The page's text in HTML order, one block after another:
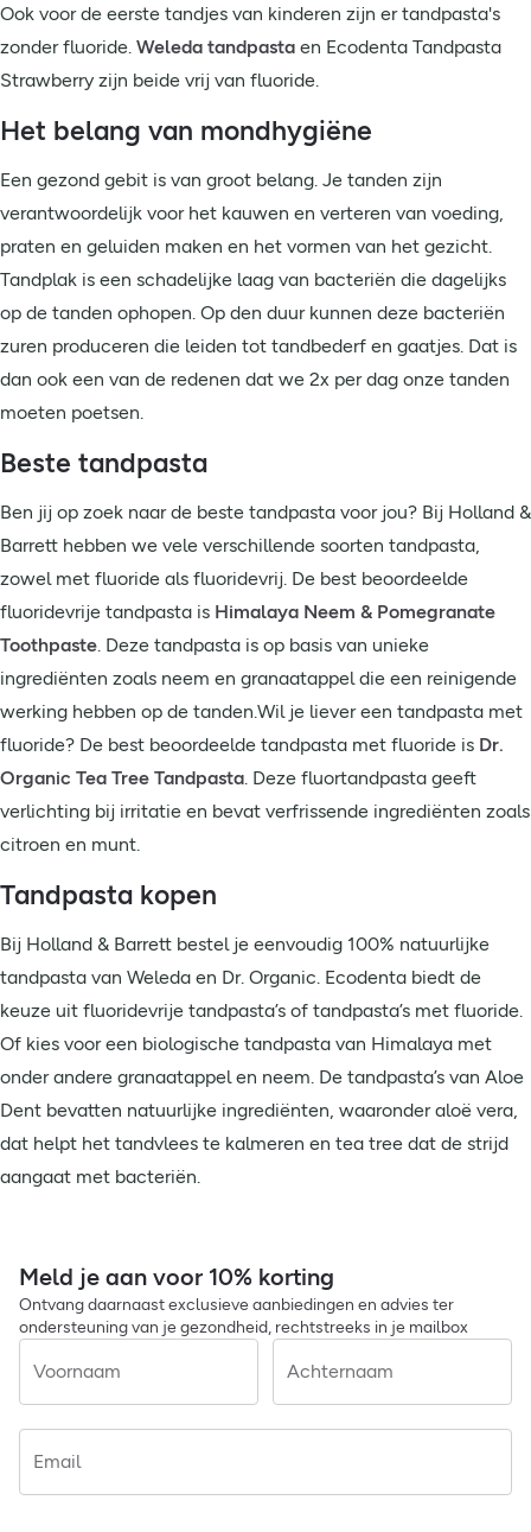
Ook voor de eerste tandjes van kinderen zijn er tandpasta's
zonder fluoride. Weleda tandpasta en Ecodenta Tandpasta
Strawberry zijn beide vrij van fluoride.
Het belang van mondhygiëne
Een gezond gebit is van groot belang. Je tanden zijn
verantwoordelijk voor het kauwen en verteren van voeding,
praten en geluiden maken en het vormen van het gezicht.
Tandplak is een schadelijke laag van bacteriën die dagelijks
op de tanden ophopen. Op den duur kunnen deze bacteriën
zuren produceren die leiden tot tandbederf en gaatjes. Dat is
dan ook een van de redenen dat we 2x per dag onze tanden
moeten poetsen.
Beste tandpasta
Ben jij op zoek naar de beste tandpasta voor jou? Bij Holland &
Barrett hebben we vele verschillende soorten tandpasta,
zowel met fluoride als fluoridevrij. De best beoordeelde
fluoridevrije tandpasta is Himalaya Neem & Pomegranate
Toothpaste. Deze tandpasta is op basis van unieke
ingrediënten zoals neem en granaatappel die een reinigende
werking hebben op de tanden.Wil je liever een tandpasta met
fluoride? De best beoordeelde tandpasta met fluoride is Dr.
Organic Tea Tree Tandpasta. Deze fluortandpasta geeft
verlichting bij irritatie en bevat verfrissende ingrediënten zoals
citroen en munt.
Tandpasta kopen
Bij Holland & Barrett bestel je eenvoudig 100% natuurlijke
tandpasta van Weleda en Dr. Organic. Ecodenta biedt de
keuze uit fluoridevrije tandpasta’s of tandpasta’s met fluoride.
Of kies voor een biologische tandpasta van Himalaya met
onder andere granaatappel en neem. De tandpasta’s van Aloe
Dent bevatten natuurlijke ingrediënten, waaronder aloë vera,
dat helpt het tandvlees te kalmeren en tea tree dat de strijd
aangaat met bacteriën.
Meld je aan voor 10% korting
Ontvang daarnaast exclusieve aanbiedingen en advies ter
ondersteuning van je gezondheid, rechtstreeks in je mailbox
Voornaam Achternaam
Email